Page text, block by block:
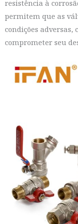
resistência à
permitem que as
condições
comprometer seu